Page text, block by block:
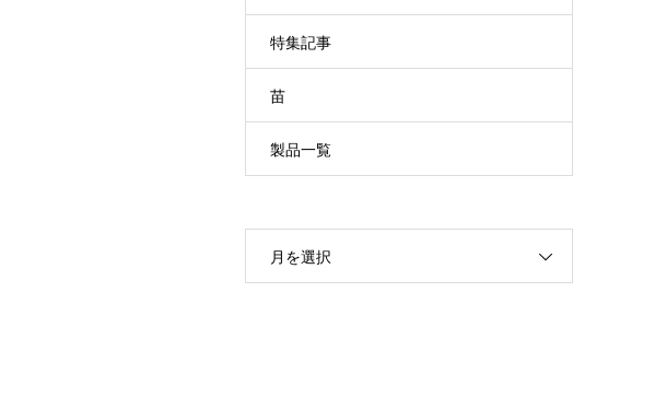
特集記事
苗
製品一覧
月を選択